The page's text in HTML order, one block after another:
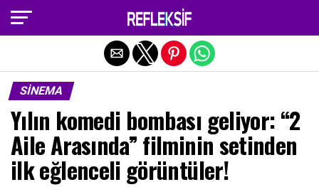
SINEMA
Yılın komedi bombası geliyor: “2
Aile Arasında” filminin setinden
ilk eğlenceli görüntüler!
Exit mobile version